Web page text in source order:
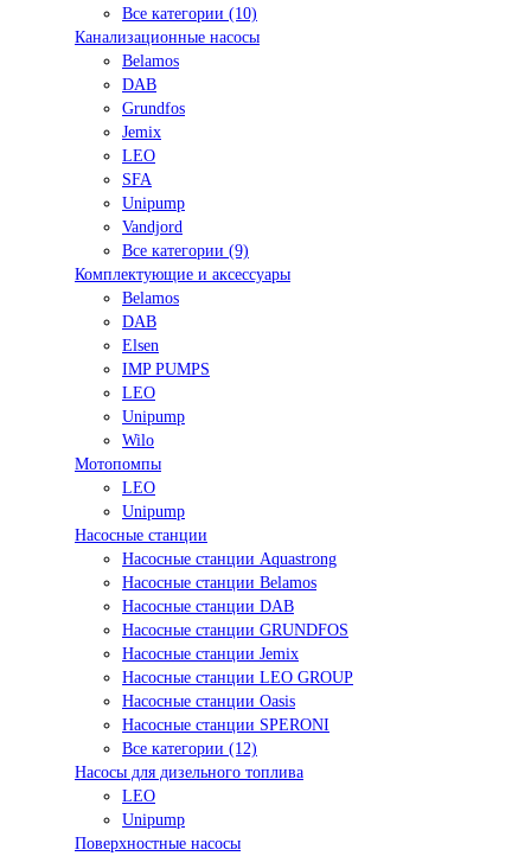
Все категории (10)
Канализационные насосы
Belamos
DAB
Grundfos
Jemix
LEO
SFA
Unipump
Vandjord
Все категории (9)
Комплектующие и аксессуары
Belamos
DAB
Elsen
IMP PUMPS
LEO
Unipump
Wilo
Мотопомпы
LEO
Unipump
Насосные станции
Насосные станции Aquastrong
Насосные станции Belamos
Насосные станции DAB
Насосные станции GRUNDFOS
Насосные станции Jemix
Насосные станции LEO GROUP
Насосные станции Oasis
Насосные станции SPERONI
Все категории (12)
Насосы для дизельного топлива
LEO
Unipump
Поверхностные насосы